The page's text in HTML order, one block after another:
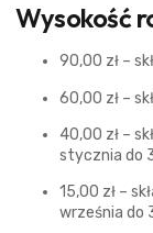
Wysokość
90,00 zł –
60,00 zł –
40,00 zł –
stycznia do
15,00 zł –
września do